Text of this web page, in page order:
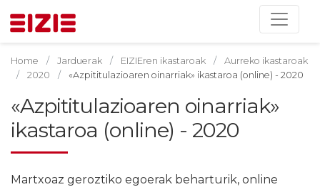
Home Jarduerak EIZIEren ikastaroak
Aurreko ikastaroak
2020
«Azpititulazioaren oinarriak» ikastaroa (online) - 2020
«Azpititulazioaren oinarriak»
ikastaroa (online) - 2020
Martxoaz geroztiko egoerak beharturik, online